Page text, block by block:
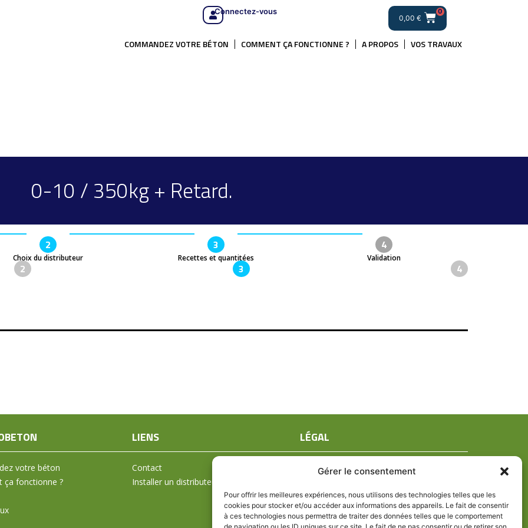
Gérer le consentement
Pour offrir les meilleures expériences, nous utilisons des technologies telles que les
cookies pour stocker et/ou accéder aux informations des appareils. Le fait de consentir
à ces technologies nous permettra de traiter des données telles que le comportement
Connectez-vous
0,00 €
0
COMMANDEZ VOTRE BÉTON COMMENT ÇA FONCTIONNE ? A PROPOS VOS TRAVAUX
0-10 / 350kg + Retard.
2
Choix du distributeur
3
Recettes et quantitées
4
Validation
2 3 4
votre béton
ça fonctionne ?
LIENS
Contact
Installer un distributeur
LÉGAL
Mentions légales
Politique de confidentialité
Politique de cookies (UE)